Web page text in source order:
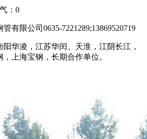
： 0
有限公司0635-7221289;13869520719
阳华凌，江苏华闰、天淮，江阴长江，
上海宝钢，长期合作单位。